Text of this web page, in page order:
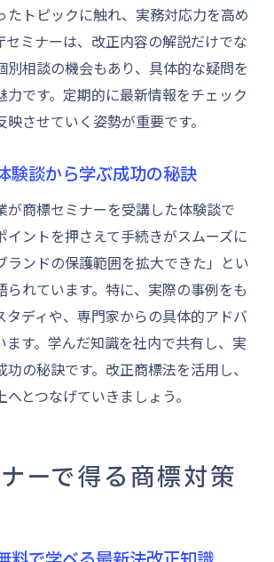
たトピックに触れ、実務対応力を高め
セミナーは、改正内容の解説だけでな
別相談の機会もあり、具体的な疑問を
力です。定期的に最新情報をチェック
させていく姿勢が重要です。
験談から学ぶ成功の秘訣
が商標セミナーを受講した体験談で
イントを押さえて手続きがスムーズに
ランドの保護範囲を拡大できた」とい
られています。特に、実際の事例をも
タディや、専門家からの具体的アドバ
ます。学んだ知識を社内で共有し、実
の秘訣です。改正商標法を活用し、
とつなげていきましょう。
ーで得る商標対策